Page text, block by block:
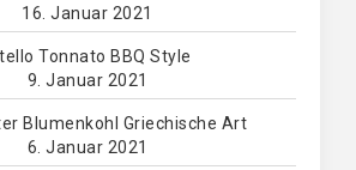
16. Januar 2021
Tonnato BBQ Style
9. Januar 2021
Blumenkohl Griechische Art
6. Januar 2021